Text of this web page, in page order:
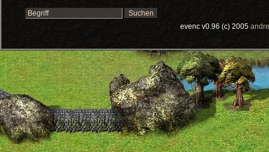
evenc v0.96 (c) 2005